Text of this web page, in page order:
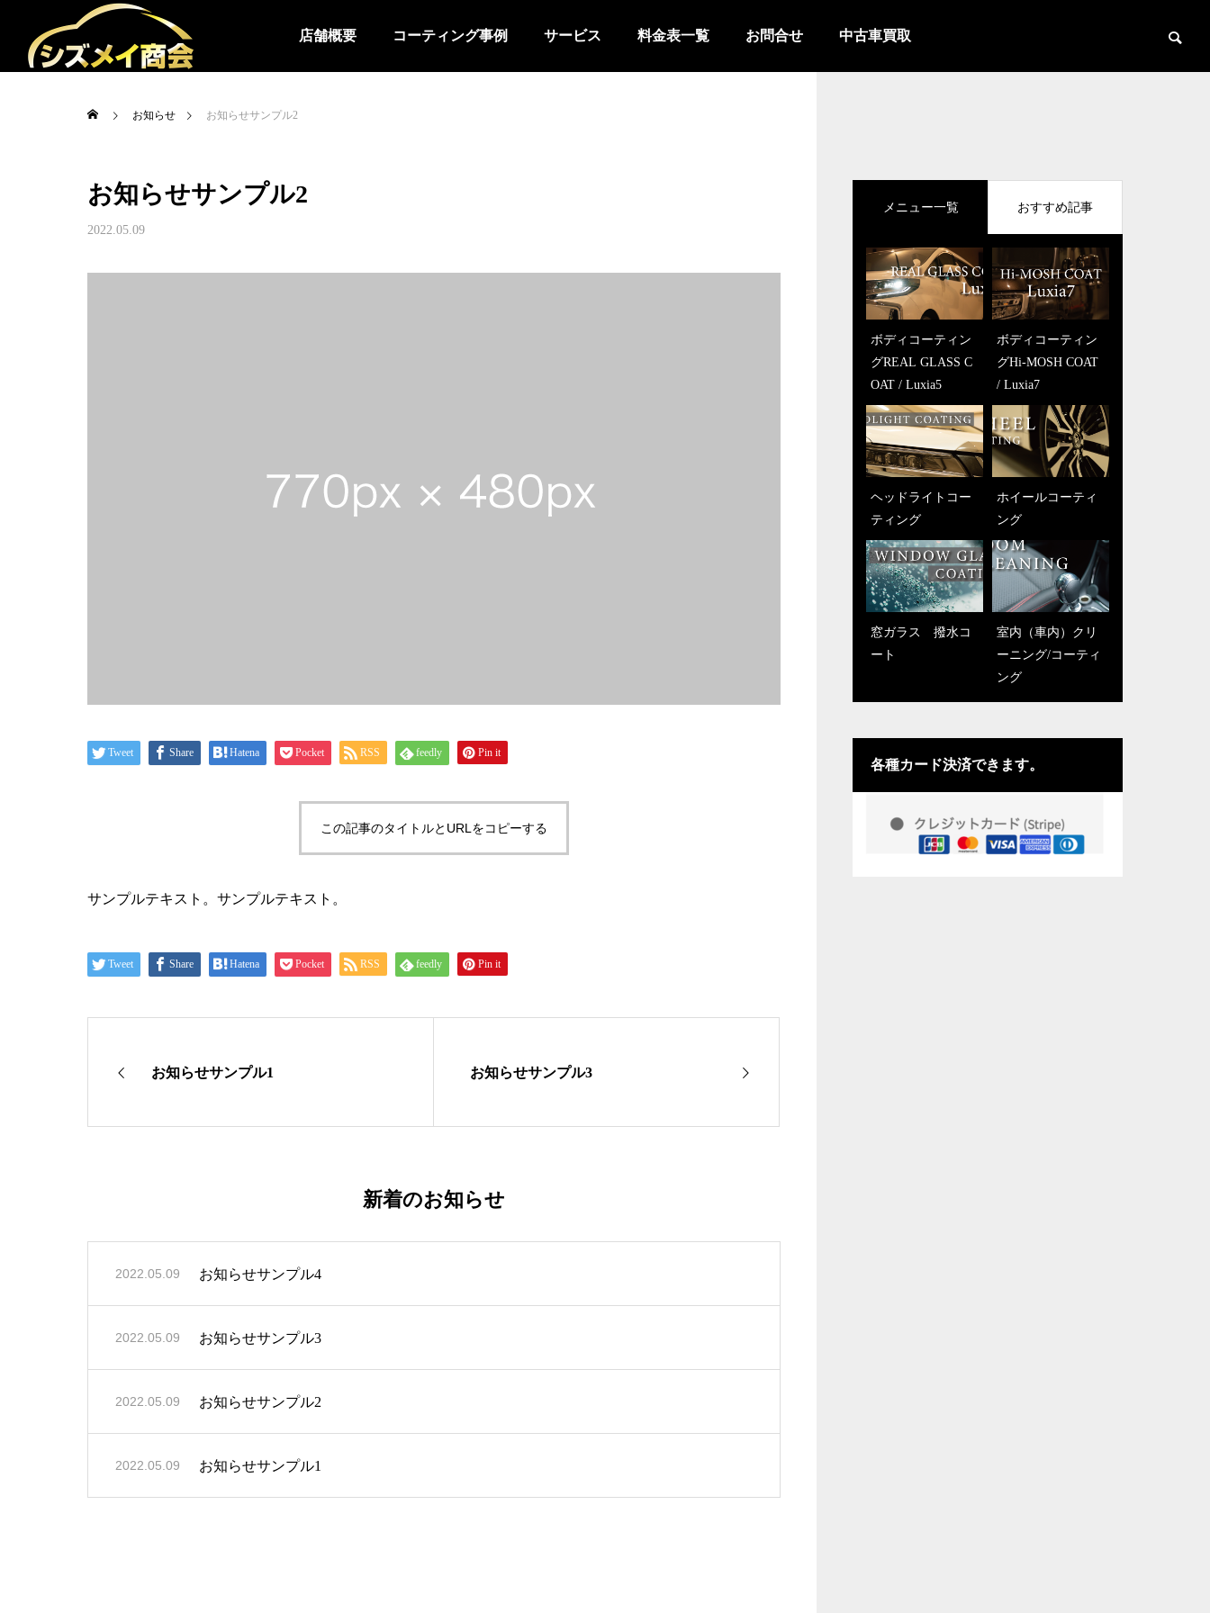
店舗概要 コーティング事例 サービス 料金表一覧 お問合せ 中古車買取
お知らせ お知らせサンプル2
お知らせサンプル2
2022.05.09
Tweet Share Hatena Pocket RSS feedly Pin it
この記事のタイトルとURLをコピーする
サンプルテキスト。サンプルテキスト。
Tweet Share Hatena Pocket RSS feedly Pin it
お知らせサンプル1 お知らせサンプル3
新着のお知らせ
2022.05.09 お知らせサンプル4
2022.05.09 お知らせサンプル3
2022.05.09 お知らせサンプル2
2022.05.09 お知らせサンプル1
メニュー一覧 おすすめ記事
ボディコーティン
グREAL GLASS C
OAT / Luxia5
ボディコーティン
グHi-MOSH COAT
/ Luxia7
ヘッドライトコー
ティング
ホイールコーティ
ング
窓ガラス 撥水コ
ート
室内（車内）クリ
ーニング/コーティ
ング
各種カード決済できます。